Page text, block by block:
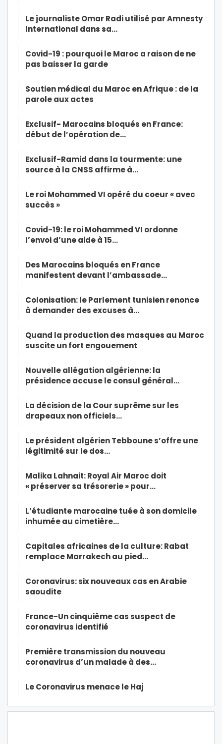
Le journaliste Omar Radi utilisé par Amnesty
International dans sa…
Covid-19 : pourquoi le Maroc a raison de ne
pas baisser la garde
Soutien médical du Maroc en Afrique : de la
parole aux actes
Exclusif- Marocains bloqués en France:
début de l’opération de…
Exclusif-Ramid dans la tourmente: une
source à la CNSS affirme à…
Le roi Mohammed VI opéré du coeur « avec
succès »
Covid-19: le roi Mohammed VI ordonne
l’envoi d’une aide à 15…
Des Marocains bloqués en France
manifestent devant l’ambassade…
Colonisation: le Parlement tunisien renonce
à demander des excuses à…
Quand la production des masques au Maroc
suscite un fort engouement
Nouvelle allégation algérienne: la
présidence accuse le consul général…
La décision de la Cour suprême sur les
drapeaux non officiels…
Le président algérien Tebboune s’offre une
légitimité sur le dos…
Malika Lahnait: Royal Air Maroc doit
« préserver sa trésorerie » pour…
L’étudiante marocaine tuée à son domicile
inhumée au cimetière…
Capitales africaines de la culture: Rabat
remplace Marrakech au pied…
Coronavirus: six nouveaux cas en Arabie
saoudite
France-Un cinquième cas suspect de
coronavirus identifié
Première transmission du nouveau
coronavirus d’un malade à des…
Le Coronavirus menace le Haj